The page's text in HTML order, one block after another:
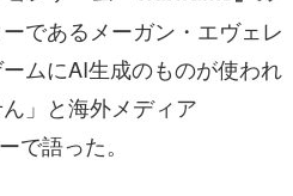
であるメーガン・エヴェレ
ムにAI生成のものが使われ
」と海外メディア
で語った。